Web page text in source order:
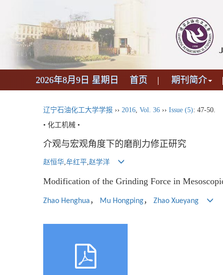
2026年8月9日 星期日 首页 期刊简介
辽宁石油化工大学学报 ›› 2016, Vol. 36 ›› Issue (5): 47-50.
• 化工机械 •
介观与宏观角度下的磨削力修正研究
赵恒华,牟红平,赵学洋
Modification of the Grinding Force in
Zhao Henghua， Mu Hongping， Zhao Xueyang